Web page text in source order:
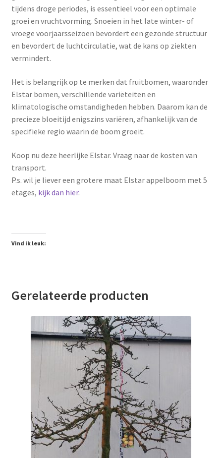
tijdens droge periodes, is essentieel voor een optimale
groei en vruchtvorming. Snoeien in het late winter- of
vroege voorjaarsseizoen bevordert een gezonde structuur
en bevordert de luchtcirculatie, wat de kans op ziekten
vermindert.
Het is belangrijk op te merken dat fruitbomen, waaronder
Elstar bomen, verschillende variëteiten en
klimatologische omstandigheden hebben. Daarom kan de
precieze bloeitijd enigszins variëren, afhankelijk van de
specifieke regio waarin de boom groeit.
Koop nu deze heerlijke Elstar. Vraag naar de kosten van
transport.
P.s. wil je liever een grotere maat Elstar appelboom met 5
etages, kijk dan hier.
Vind ik leuk:
Gerelateerde producten